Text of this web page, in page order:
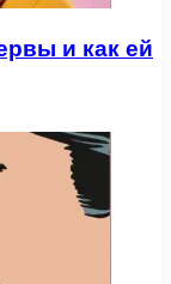
и как ей